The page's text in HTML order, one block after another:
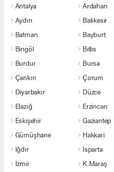
Antalya
Ardahan
Aydın
Balıkesir
Batman
Bayburt
Bingöl
Bitlis
Burdur
Bursa
Çankırı
Çorum
Diyarbakır
Düzce
Elazığ
Erzincan
Eskişehir
Gaziantep
Gümüşhane
Hakkari
Iğdır
Isparta
İzmir
K.Maraş